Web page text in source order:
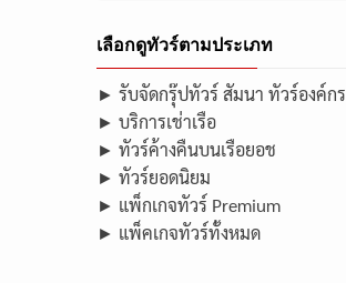
เลือกดูทัวร์ตามประเภท
► รับจัดกรุ๊ปทัวร์ สัมนา ทัวร์องค์กร
► บริการเช่าเรือ
► ทัวร์ค้างคืนบนเรือยอช
► ทัวร์ยอดนิยม
► แพ็กเกจทัวร์ Premium
► แพ็คเกจทัวร์ทั้งหมด